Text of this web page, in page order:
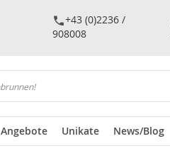
+43 (0)2236 /
908008
Angebote Unikate News/Blog